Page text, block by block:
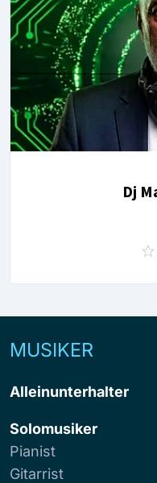
Dj
MUSIKER
Alleinunterhalter
Solomusiker
Pianist
Gitarrist